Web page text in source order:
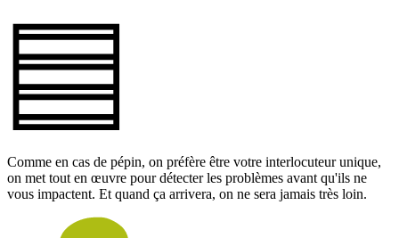
Comme en cas de pépin, on préfère être votre interlocuteur unique,
on met tout en œuvre pour détecter les problèmes avant qu'ils ne
vous impactent. Et quand ça arrivera, on ne sera jamais très loin.